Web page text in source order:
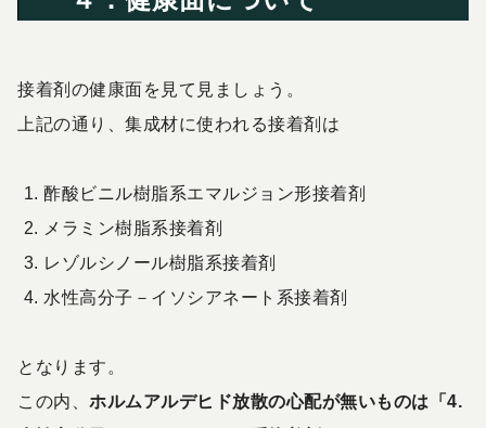
接着剤の健康面を見て見ましょう。
上記の通り、集成材に使われる接着剤は
酢酸ビニル樹脂系エマルジョン形接着剤
メラミン樹脂系接着剤
レゾルシノール樹脂系接着剤
水性高分子－イソシアネート系接着剤
となります。
この内、 ホルムアルデヒド放散の心配が無いものは「4.